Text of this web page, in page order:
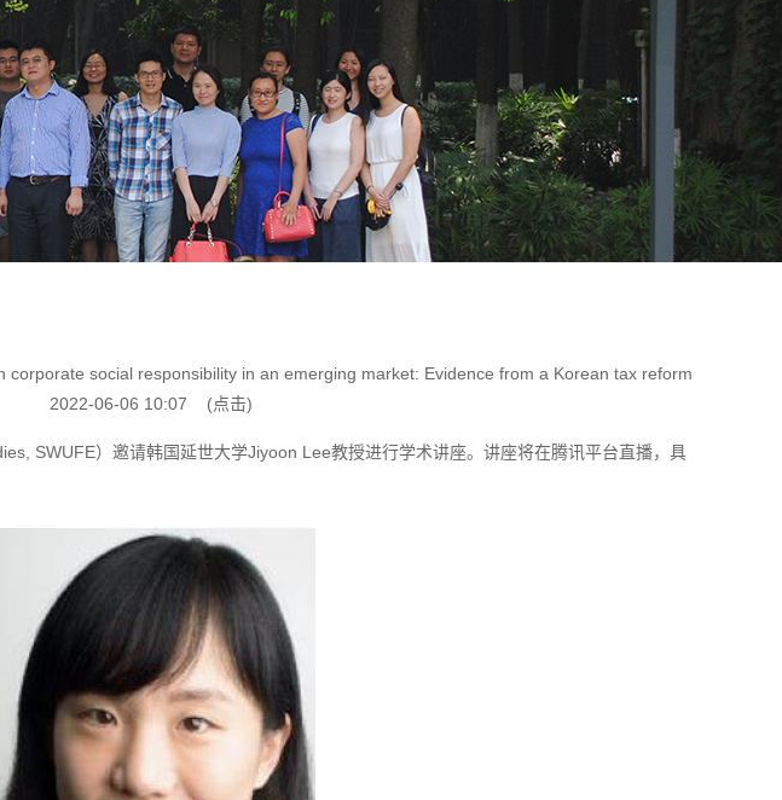
social responsibility in an emerging market: Evidence from a Korean tax reform
2022-06-06 10:07
(点击)
SWUFE）邀请韩国延世大学Jiyoon Lee教授进行学术讲座。讲座将在腾讯平台直播，具